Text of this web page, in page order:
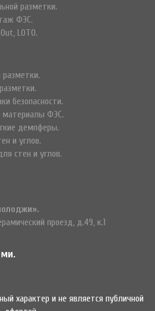
разметки.
ФЭС.
LOTO.
безопасности.
ФЭС.
демпферы.
и углов.
стен и углов.
проезд, д.49, к.1
характер и не является публичной